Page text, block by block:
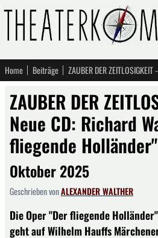
Home Beiträge
ZAUBER DER
Neue CD: Richard
fliegende
Oktober 2025
Geschrieben vonALEXANDER WALTHER
Die Oper "Der fliegende
geht auf Wilhelm Hauffs